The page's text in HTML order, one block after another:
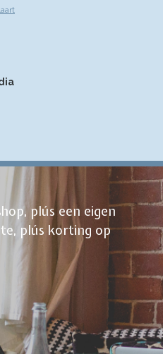
plús een eigen
plús korting op